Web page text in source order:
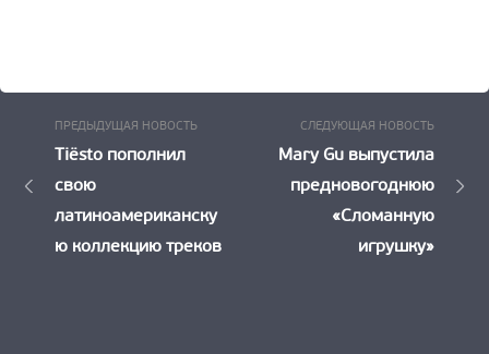
Навигация
записям
ПРЕДЫДУЩАЯ НОВОСТЬПредыдущая
Tiësto пополнил
свою
латиноамериканску
ю коллекцию треков
СЛЕДУЮЩАЯ НОВОСТЬ
Mary Gu выпустила
предновогоднюю
«Сломанную
игрушку»